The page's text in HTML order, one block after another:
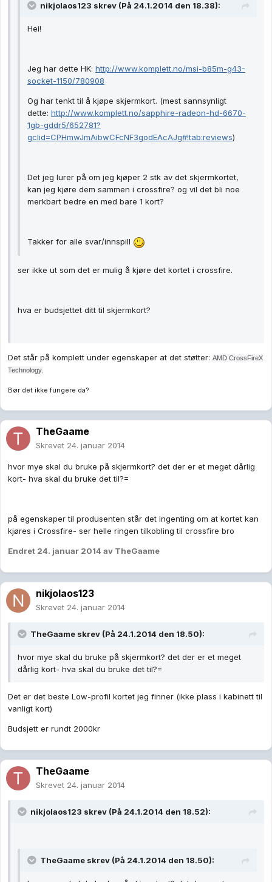
nikjolaos123 skrev (På 24.1.2014 den 18.38):
Hei!
Jeg har dette HK: http://www.komplett.no/msi-b85m-g43-
socket-1150/780908
Og har tenkt til å kjøpe skjermkort. (mest sannsynligt
dette: http://www.komplett.no/sapphire-radeon-hd-6670-
1gb-gddr5/652781?
gclid=CPHmwJmAibwCFcNF3godEAcAJg#!tab:reviews)
Det jeg lurer på om jeg kjøper 2 stk av det skjermkortet,
kan jeg kjøre dem sammen i crossfire? og vil det bli noe
merkbart bedre en med bare 1 kort?
Takker for alle svar/innspill
ser ikke ut som det er mulig å kjøre det kortet i crossfire.
hva er budsjettet ditt til skjermkort?
Det står på komplett under egenskaper at det støtter: AMD CrossFireX
Technology.
Bør det ikke fungere da?
TheGaame
Skrevet 24. januar 2014
hvor mye skal du bruke på skjermkort? det der er et meget dårlig
kort- hva skal du bruke det til?=
på egenskaper til produsenten står det ingenting om at kortet kan
kjøres i Crossfire- ser helle ringen tilkobling til crossfire bro
Endret 24. januar 2014 av TheGaame
nikjolaos123
Skrevet 24. januar 2014
TheGaame skrev (På 24.1.2014 den 18.50):
hvor mye skal du bruke på skjermkort? det der er et meget
dårlig kort- hva skal du bruke det til?=
Det er det beste Low-profil kortet jeg finner (ikke plass i kabinett til
vanligt kort)
Budsjett er rundt 2000kr
TheGaame
Skrevet 24. januar 2014
nikjolaos123 skrev (På 24.1.2014 den 18.52):
TheGaame skrev (På 24.1.2014 den 18.50):